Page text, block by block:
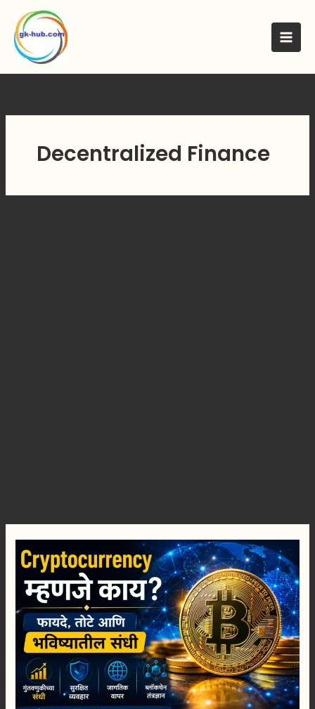
मजकुरावर
Decentralized Finance
Cryptocurrency
म्हणजे
काय?
फायदे,
तोटे
आणि
भविष्यातील
संधी
संपूर्ण